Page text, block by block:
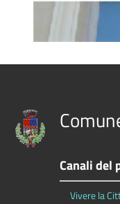
Canali del
Vivere la